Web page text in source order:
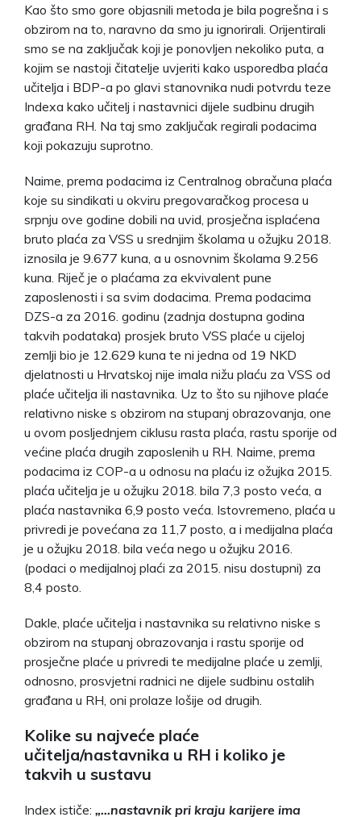
Kao što smo gore objasnili metoda je bila pogrešna i s
obzirom na to, naravno da smo ju ignorirali. Orijentirali
smo se na zaključak koji je ponovljen nekoliko puta, a
kojim se nastoji čitatelje uvjeriti kako usporedba plaća
učitelja i BDP-a po glavi stanovnika nudi potvrdu teze
Indexa kako učitelj i nastavnici dijele sudbinu drugih
građana RH. Na taj smo zaključak regirali podacima
koji pokazuju suprotno.
Naime, prema podacima iz Centralnog obračuna plaća
koje su sindikati u okviru pregovaračkog procesa u
srpnju ove godine dobili na uvid, prosječna isplaćena
bruto plaća za VSS u srednjim školama u ožujku 2018.
iznosila je 9.677 kuna, a u osnovnim školama 9.256
kuna. Riječ je o plaćama za ekvivalent pune
zaposlenosti i sa svim dodacima. Prema podacima
DZS-a za 2016. godinu (zadnja dostupna godina
takvih podataka) prosjek bruto VSS plaće u cijeloj
zemlji bio je 12.629 kuna te ni jedna od 19 NKD
djelatnosti u Hrvatskoj nije imala nižu plaću za VSS od
plaće učitelja ili nastavnika. Uz to što su njihove plaće
relativno niske s obzirom na stupanj obrazovanja, one
u ovom posljednjem ciklusu rasta plaća, rastu sporije od
većine plaća drugih zaposlenih u RH. Naime, prema
podacima iz COP-a u odnosu na plaću iz ožujka 2015.
plaća učitelja je u ožujku 2018. bila 7,3 posto veća, a
plaća nastavnika 6,9 posto veća. Istovremeno, plaća u
privredi je povećana za 11,7 posto, a i medijalna plaća
je u ožujku 2018. bila veća nego u ožujku 2016.
(podaci o medijalnoj plaći za 2015. nisu dostupni) za
8,4 posto.
Dakle, plaće učitelja i nastavnika su relativno niske s
obzirom na stupanj obrazovanja i rastu sporije od
prosječne plaće u privredi te medijalne plaće u zemlji,
odnosno, prosvjetni radnici ne dijele sudbinu ostalih
građana u RH, oni prolaze lošije od drugih.
Kolike su najveće plaće
učitelja/nastavnika u RH i koliko je
takvih u sustavu
Index ističe: „…nastavnik pri kraju karijere ima